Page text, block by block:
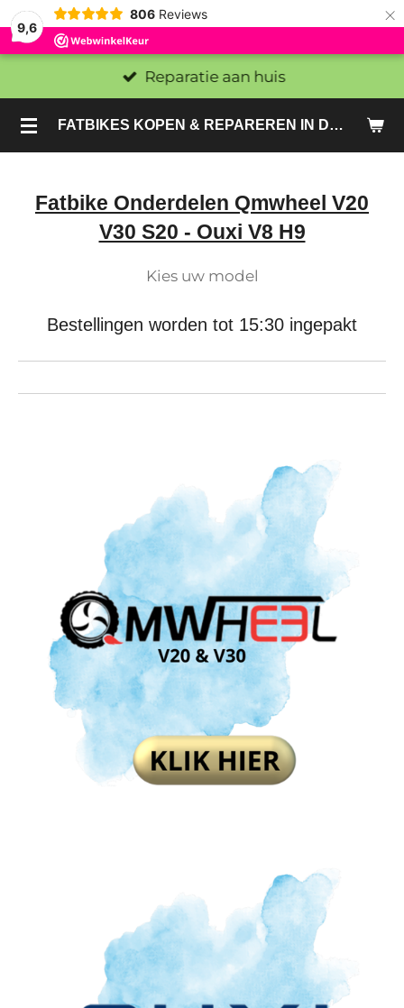
9,6
806 Reviews ×
FATBIKES KOPEN & REPAREREN IN DEN HAAG EN ZOETERMEER - SACHE BIKES
Reparatie aan huis
Fatbike Onderdelen Qmwheel V20
V30 S20 - Ouxi V8 H9
Kies uw model
Bestellingen worden tot 15:30 ingepakt